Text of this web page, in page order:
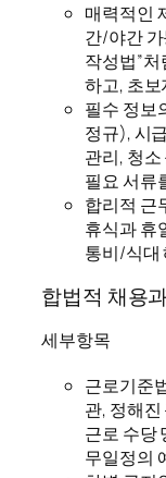
매력적인
간/야간 가
작성법”
하고, 초
필수 정보
정규), 시
관리, 청
필요 서류
합리적 근
휴식과 휴
통비/식대
합법적 채용
세부항목
근로기준
관, 정해
근로 수당
무일정의